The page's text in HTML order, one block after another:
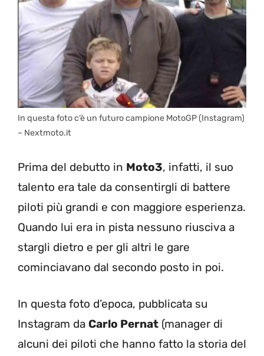
In questa foto c’è un futuro campione MotoGP (Instagram)
– Nextmoto.it
Prima del debutto in Moto3, infatti, il suo
talento era tale da consentirgli di battere
piloti più grandi e con maggiore esperienza.
Quando lui era in pista nessuno riusciva a
stargli dietro e per gli altri le gare
cominciavano dal secondo posto in poi.
In questa foto d’epoca, pubblicata su
Instagram da Carlo Pernat (manager di
alcuni dei piloti che hanno fatto la storia del